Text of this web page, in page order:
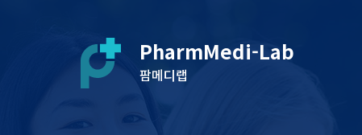
PharmMedi-Lab
팜메디랩